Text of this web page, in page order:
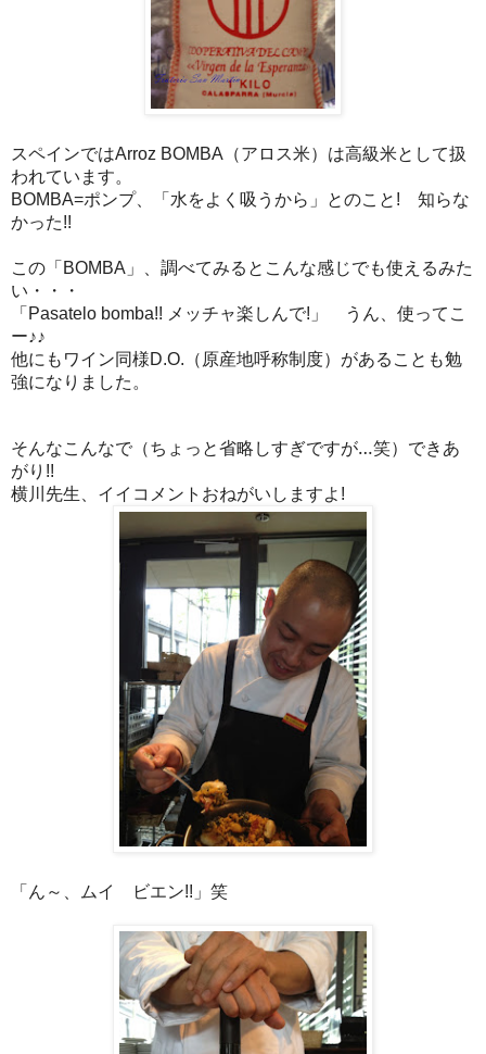
スペインではArroz BOMBA
（アロス米）は高級米として扱
われています。
BOMBA=ポンプ、「水をよく吸うから」とのこと !
知らな
かった!!
この「BOMBA 」、調べてみるとこんな感じでも使えるみた
い・・・
「Pasatelo bomba!! メッチャ楽しんで! 」 うん、使ってこ
ー♪♪
他にもワイン同様D.O.
（原産地呼称制度）があることも勉
強になりました。
そんなこんなで（ちょっと省略しすぎですが…笑）できあ
がり !!
横川先生、イイコメントおねがいしますよ !
「ん～、ムイ ビエン!! 」笑